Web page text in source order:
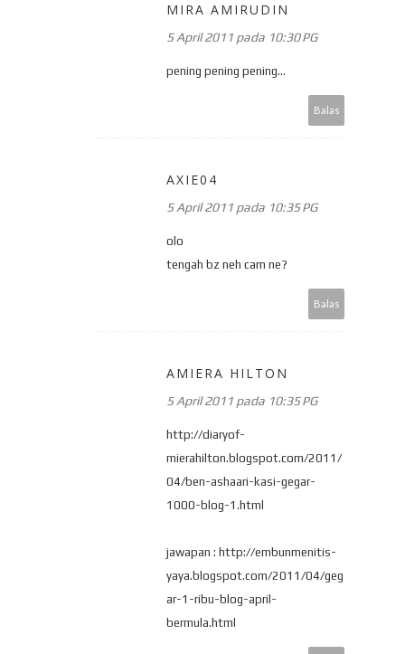
MIRA AMIRUDIN
5 April 2011 pada 10:30 PG
pening pening pening...
Balas
AXIE04
5 April 2011 pada 10:35 PG
olo
tengah bz neh cam ne?
Balas
AMIERA HILTON
5 April 2011 pada 10:35 PG
http://diaryof-
mierahilton.blogspot.com/2011/
04/ben-ashaari-kasi-gegar-
1000-blog-1.html
jawapan : http://embunmenitis-
yaya.blogspot.com/2011/04/geg
ar-1-ribu-blog-april-
bermula.html